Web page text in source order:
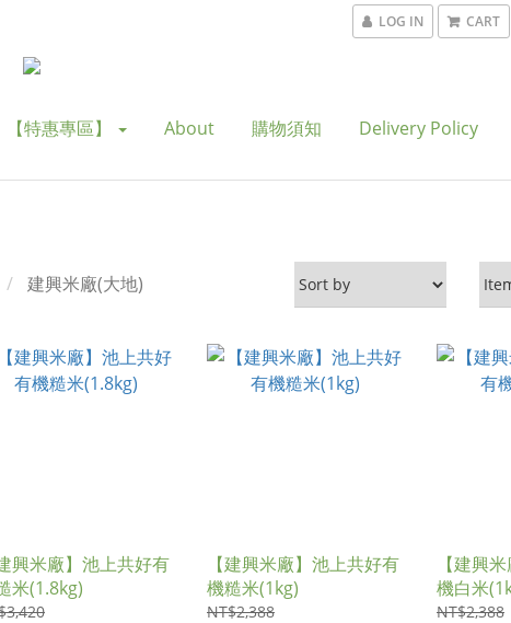
LOG IN CART
【特惠專區】 About 購物須知 Delivery Policy
建興米廠(大地)
建興米廠】池上共好有
米(1.8kg)
【建興米廠】池上共好有
機糙米(1kg)
NT$2,388
【建興
機白米
NT$2,388